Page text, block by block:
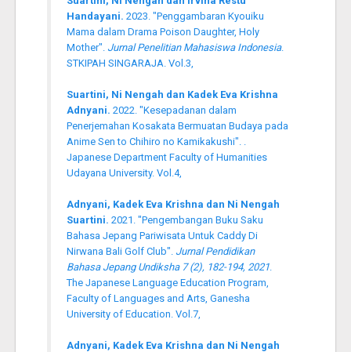
Handayani. 2023. "Penggambaran Kyouiku
Mama dalam Drama Poison Daughter, Holy
Mother". Jurnal Penelitian Mahasiswa Indonesia.
STKIPAH SINGARAJA. Vol.3,
Suartini, Ni Nengah dan Kadek Eva Krishna
Adnyani. 2022. "Kesepadanan dalam
Penerjemahan Kosakata Bermuatan Budaya pada
Anime Sen to Chihiro no Kamikakushi". .
Japanese Department Faculty of Humanities
Udayana University. Vol.4,
Adnyani, Kadek Eva Krishna dan Ni Nengah
Suartini. 2021. "Pengembangan Buku Saku
Bahasa Jepang Pariwisata Untuk Caddy Di
Nirwana Bali Golf Club". Jurnal Pendidikan
Bahasa Jepang Undiksha 7 (2), 182-194, 2021.
The Japanese Language Education Program,
Faculty of Languages and Arts, Ganesha
University of Education. Vol.7,
Adnyani, Kadek Eva Krishna dan Ni Nengah